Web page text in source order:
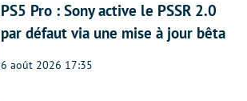
PS5 Pro : Sony active le PSSR 2.0
par défaut via une mise à jour bêta
6 août 2026 17:35